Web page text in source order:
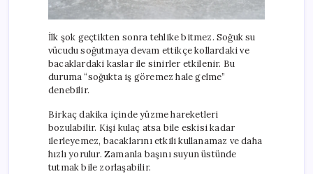
İlk şok geçtikten sonra tehlike bitmez. Soğuk su
vücudu soğutmaya devam ettikçe kollardaki ve
bacaklardaki kaslar ile sinirler etkilenir. Bu
duruma “soğukta iş göremez hale gelme”
denebilir.
Birkaç dakika içinde yüzme hareketleri
bozulabilir. Kişi kulaç atsa bile eskisi kadar
ilerleyemez, bacaklarını etkili kullanamaz ve daha
hızlı yorulur. Zamanla başını suyun üstünde
tutmak bile zorlaşabilir.